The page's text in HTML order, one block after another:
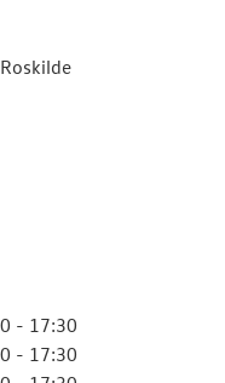
- 17:30
- 17:30